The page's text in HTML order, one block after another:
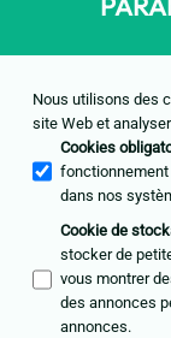
Nous utilisons des
site Web et
Cookies
fonctionnement
dans nos
Cookie de
stocker de
vous montrer
des annonces
annonces.